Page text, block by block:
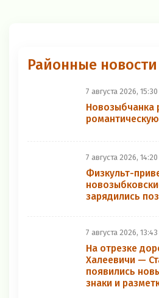
Районные новости
7 августа 2026, 15:30
Новозыбчанка
7 августа 2026, 14:20
Физкульт-
зарядились
7 августа 2026, 13:43
На отрезке
Халеевичи —
появились
знаки и